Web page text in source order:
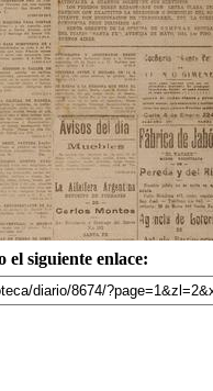
el siguiente enlace: